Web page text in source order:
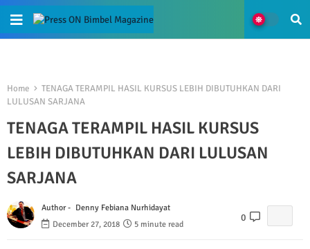
Home
TENAGA TERAMPIL HASIL KURSUS LEBIH DIBUTUHKAN DARI
LULUSAN SARJANA
TENAGA TERAMPIL HASIL KURSUS
LEBIH DIBUTUHKAN DARI LULUSAN
SARJANA
Author - Denny Febiana Nurhidayat
December 27, 2018
5 minute read
0